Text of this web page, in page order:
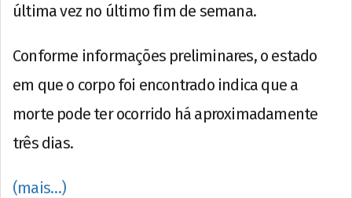
última vez no último fim de semana.
Conforme informações preliminares, o estado
em que o corpo foi encontrado indica que a
morte pode ter ocorrido há aproximadamente
três dias.
(mais…)